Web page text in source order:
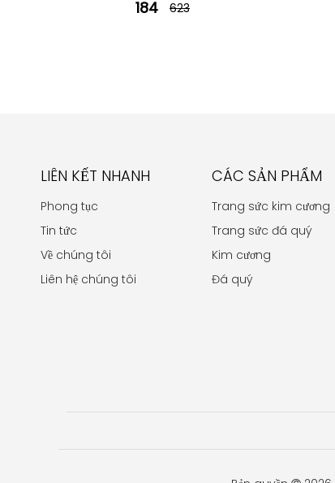
184 623
LIÊN KẾT NHANH
Phong tục
Tin tức
Về chúng tôi
Liên hệ chúng tôi
CÁC SẢN PHẨM
Trang sức kim cương
Trang sức đá quý
Kim cương
Đá quý